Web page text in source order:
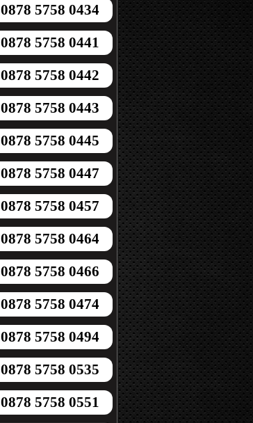
0878 5758 0434
0878 5758 0441
0878 5758 0442
0878 5758 0443
0878 5758 0445
0878 5758 0447
0878 5758 0457
0878 5758 0464
0878 5758 0466
0878 5758 0474
0878 5758 0494
0878 5758 0535
0878 5758 0551